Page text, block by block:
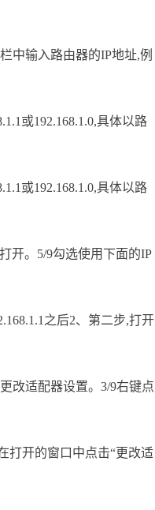
中输入路由器的IP地址,例
或192.168.1.0,具体以路
或192.168.1.0,具体以路
开。5/9勾选使用下面的IP
之后2、第二步,打开
改适配器设置。3/9右键点
打开的窗口中点击“更改适